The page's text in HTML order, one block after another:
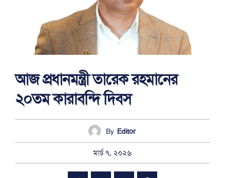
আজ প্রধানমন্ত্রী তারেক রহমানের
২০তম কারাবন্দি দিবস
By Editor
মার্চ ৭, ২০২৬